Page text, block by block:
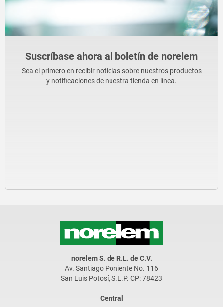
Suscríbase ahora al boletín de norelem
Sea el primero en recibir noticias sobre nuestros productos
y notificaciones de nuestra tienda en línea.
norelem S. de R.L. de C.V.
Av. Santiago Poniente No. 116
San Luis Potosí, S.L.P. CP: 78423
Central